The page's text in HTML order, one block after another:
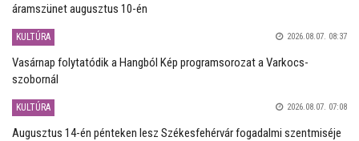
áramszünet augusztus 10-én
KULTÚRA 2026.08.07. 08:37
Vasárnap folytatódik a Hangból Kép programsorozat a Varkocs-
szobornál
KULTÚRA 2026.08.07. 07:08
Augusztus 14-én pénteken lesz Székesfehérvár fogadalmi szentmiséje